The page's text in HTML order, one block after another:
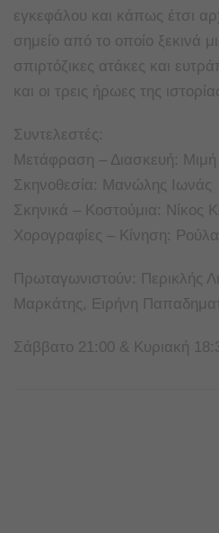
εγκεφάλου και κάπως έτσι
σημείο από το οποίο ξεκινά
σπιρτόζικες ατάκες και
και οι τρεις ήρωες της
Συντελεστές:
Μετάφραση – Διασκευή: Μιμή
Σκηνοθεσία: Μανώλης Ιωνάς
Σκηνικά – Κοστούμια: Νίκος
Χορογραφίες – Κίνηση:
Πρωταγωνιστούν: Περικλής
Μαρκάτης, Ειρήνη
Σάββατο 21:00 & Κυριακή